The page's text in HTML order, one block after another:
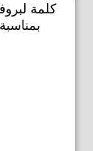
كلمة